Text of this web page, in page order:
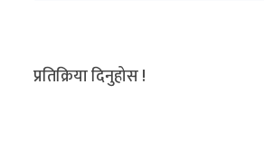
प्रतिक्रिया दिनुहोस !